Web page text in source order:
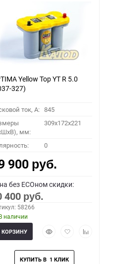
Yellow Top YT R 5.0
327)
ток, A: 845
мм:
309x172x221
0
900 руб.
без ECOном скидки:
400 руб.
58266
наличии
БыстрыйДобавить
избранное
Добавить
КОРЗИНУ